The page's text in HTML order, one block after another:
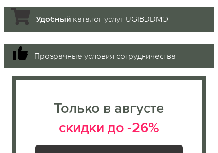
Удобный каталог услуг UGIBDDMO
Прозрачные условия сотрудничества
Только в августе
скидки до -26%